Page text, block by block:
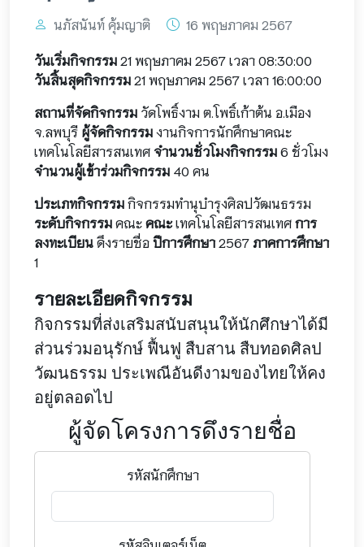
นภัสนันท์ คุ้มญาติ 16 พฤษภาคม 2567
วันเริ่มกิจกรรม21 พฤษภาคม 2567 เวลา 08:30:00
วันสิ้นสุดกิจกรรม21 พฤษภาคม 2567 เวลา 16:00:00
สถานที่จัดกิจกรรม วัดโพธิ์งาม ต.โพธิ์เก้าต้น อ.เมือง
จ.ลพบุรี ผู้จัดกิจกรรมงานกิจการนักศึกษาคณะ
เทคโนโลยีสารสนเทศจำนวนชั่วโมงกิจกรรม6 ชั่วโมง
จำนวนผู้เข้าร่วมกิจกรรม 40 คน
ประเภทกิจกรรมกิจกรรมทำนุบำรุงศิลปวัฒนธรรม
ระดับกิจกรรมคณะคณะเทคโนโลยีสารสนเทศการ
ลงทะเบียนดึงรายชื่อปีการศึกษา2567ภาคการศึกษา
1
รายละเอียดกิจกรรม
กิจกรรมที่ส่งเสริมสนับสนุนให้นักศึกษาได้มี
ส่วนร่วมอนุรักษ์ ฟื้นฟู สืบสาน สืบทอดศิลป
วัฒนธรรม ประเพณีอันดีงามของไทยให้คง
อยู่ตลอดไป
ผู้จัดโครงการดึงรายชื่อ
รหัสนักศึกษา